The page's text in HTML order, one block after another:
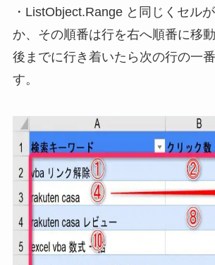
・ListObject.Range と同じくセル
か、その順番は行を右へ順番に移
後までに行き着いたら次の行の一
す。